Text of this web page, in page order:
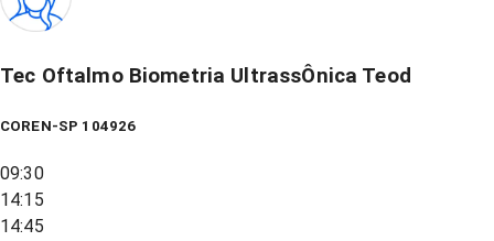
Tec Oftalmo Biometria UltrassÔnica Teod
COREN-SP 104926
09:30
14:15
14:45